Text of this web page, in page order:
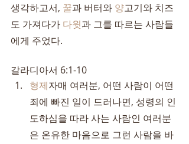
생각하고서, 꿀과 버터와 양고기와 치즈
도 가져다가 다윗과 그를 따르는 사람들
에게 주었다.
갈라디아서 6:1-10
형제자매 여러분, 어떤 사람이 어떤
죄에 빠진 일이 드러나면, 성령의 인
도하심을 따라 사는 사람인 여러분
은 온유한 마음으로 그런 사람을 바